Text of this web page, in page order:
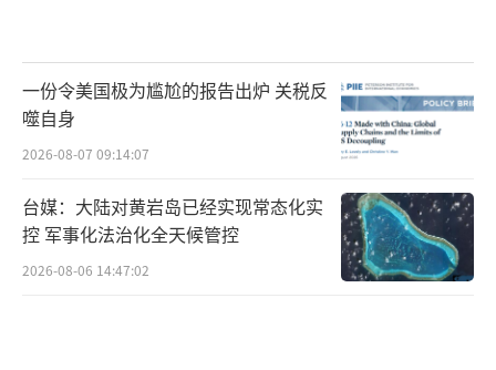
一份令美国极为尴尬的报告出炉 关税反
噬自身
2026-08-07 09:14:07
台媒：大陆对黄岩岛已经实现常态化实
控 军事化法治化全天候管控
2026-08-06 14:47:02